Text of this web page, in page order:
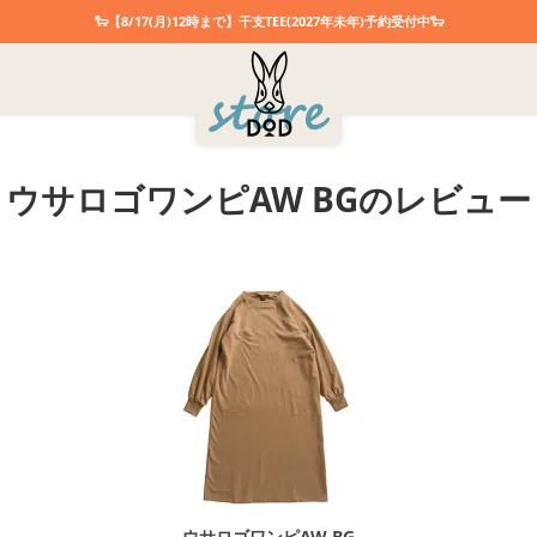
🐑【8/17(月)12時まで】干支TEE(2027年未年)予約受付中🐑
ウサロゴワンピAW BGのレビュー